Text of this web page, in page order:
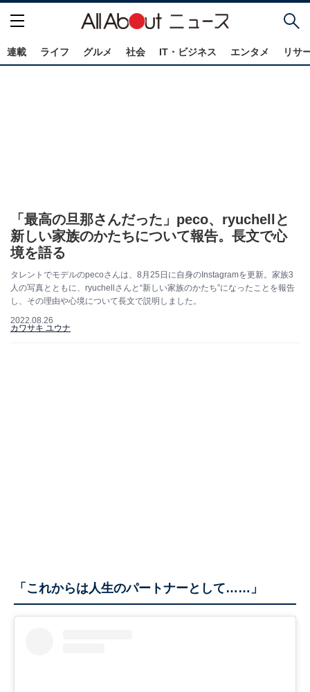
連載 ライフ グルメ 社会 IT・ビジネス エンタメ リサ
「最高の旦那さんだった」peco、ryuchellと
新しい家族のかたちについて報告。長文で心
境を語る
タレントでモデルのpecoさんは、8月25日に自身のInstagramを更新。家族3
人の写真とともに、ryuchellさんと“新しい家族のかたち”になったことを報告
し、その理由や心境について長文で説明しました。
2022.08.26
カワサキ ユウナ
「これからは人生のパートナーとして……」